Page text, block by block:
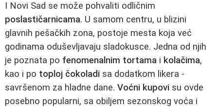
I Novi Sad se može pohvaliti odličnim
poslastičarnicama. U samom centru, u blizini
glavnih pešačkih zona, postoje mesta koja već
godinama oduševljavaju sladokusce. Jedna od njih
je poznata po fenomenalnim tortama i kolačima,
kao i po toploj čokoladi sa dodatkom likera -
savršenom za hladne dane. Voćni kupovi su ovde
posebno popularni, sa obiljem sezonskog voća i